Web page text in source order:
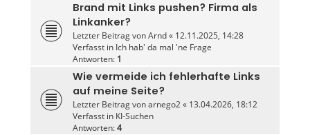
Brand mit Links pushen? Firma als
Linkanker?
Letzter Beitrag vonArnd« 12.11.2025, 14:28
Verfasst in Ich hab' da mal 'ne Frage
Antworten: 1
Wie vermeide ich fehlerhafte Links
auf meine Seite?
Letzter Beitrag vonarnego2« 13.04.2026, 18:12
Verfasst in KI-Suchen
Antworten:4